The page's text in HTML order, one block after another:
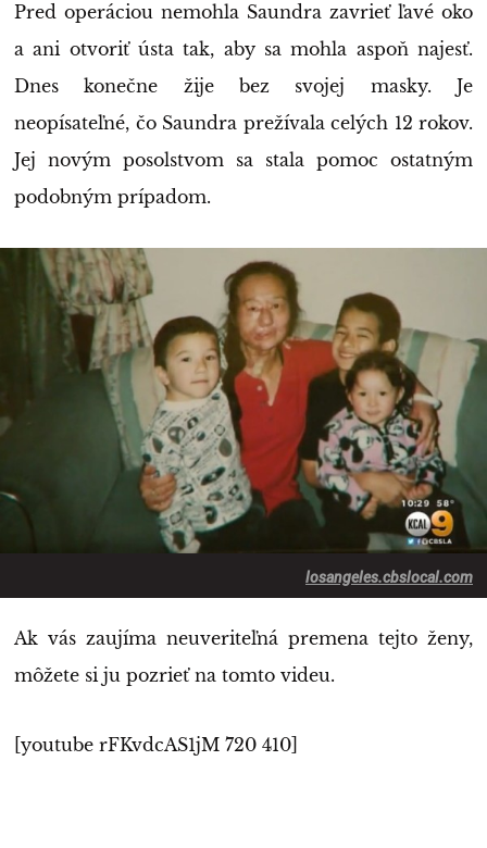
Pred operáciou nemohla Saundra zavrieť ľavé oko
a ani otvoriť ústa tak, aby sa mohla aspoň najesť.
Dnes konečne žije bez svojej masky. Je
neopísateľné, čo Saundra prežívala celých 12 rokov.
Jej novým posolstvom sa stala pomoc ostatným
podobným prípadom.
losangeles.cbslocal.com
Ak vás zaujíma neuveriteľná premena tejto ženy,
môžete si ju pozrieť na tomto videu.
[youtube rFKvdcAS1jM 720 410]